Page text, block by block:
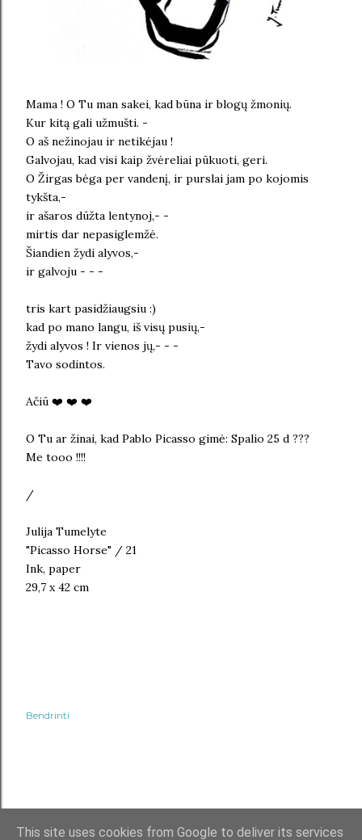
Mama ! O Tu man sakei, kad būna ir blogų žmonių.
Kur kitą gali užmušti. -
O aš nežinojau ir netikėjau !
Galvojau, kad visi kaip žvėreliai pūkuoti, geri.
O Žirgas bėga per vandenį, ir purslai jam po kojomis
tykšta,-
ir ašaros dūžta lentynoj,- -
mirtis dar nepasiglemžė.
Šiandien žydi alyvos,-
ir galvoju - - -
tris kart pasidžiaugsiu :)
kad po mano langu, iš visų pusių,-
žydi alyvos ! Ir vienos jų,- - -
Tavo sodintos.
Ačiū ❤️ ❤️ ❤️
O Tu ar žinai, kad Pablo Picasso gimė: Spalio 25 d ???
Me tooo !!!!
/
Julija Tumelyte
"Picasso Horse" / 21
Ink, paper
29,7 x 42 cm
Bendrinti
This site uses cookies from Google to deliver its services